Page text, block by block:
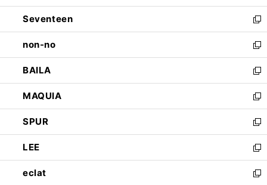
開
く
ウ
で
開
く
ン
ド
ウ
で
開
く
Seventeen
新
し
い
ウ
ィ
ン
ド
ウ
で
開
く
non-no
新
し
い
ウ
ィ
ン
ド
ウ
で
開
く
BAILA
新
し
い
ウ
ィ
ン
ド
ウ
で
MAQUIA
新
し
い
ウ
ィ
ン
ド
SPUR
新
し
い
ウ
ィ
LEE
新
し
い
eclat
新